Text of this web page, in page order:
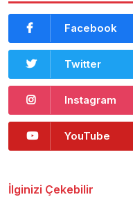
Facebook
Twitter
Instagram
YouTube
İlginizi Çekebilir